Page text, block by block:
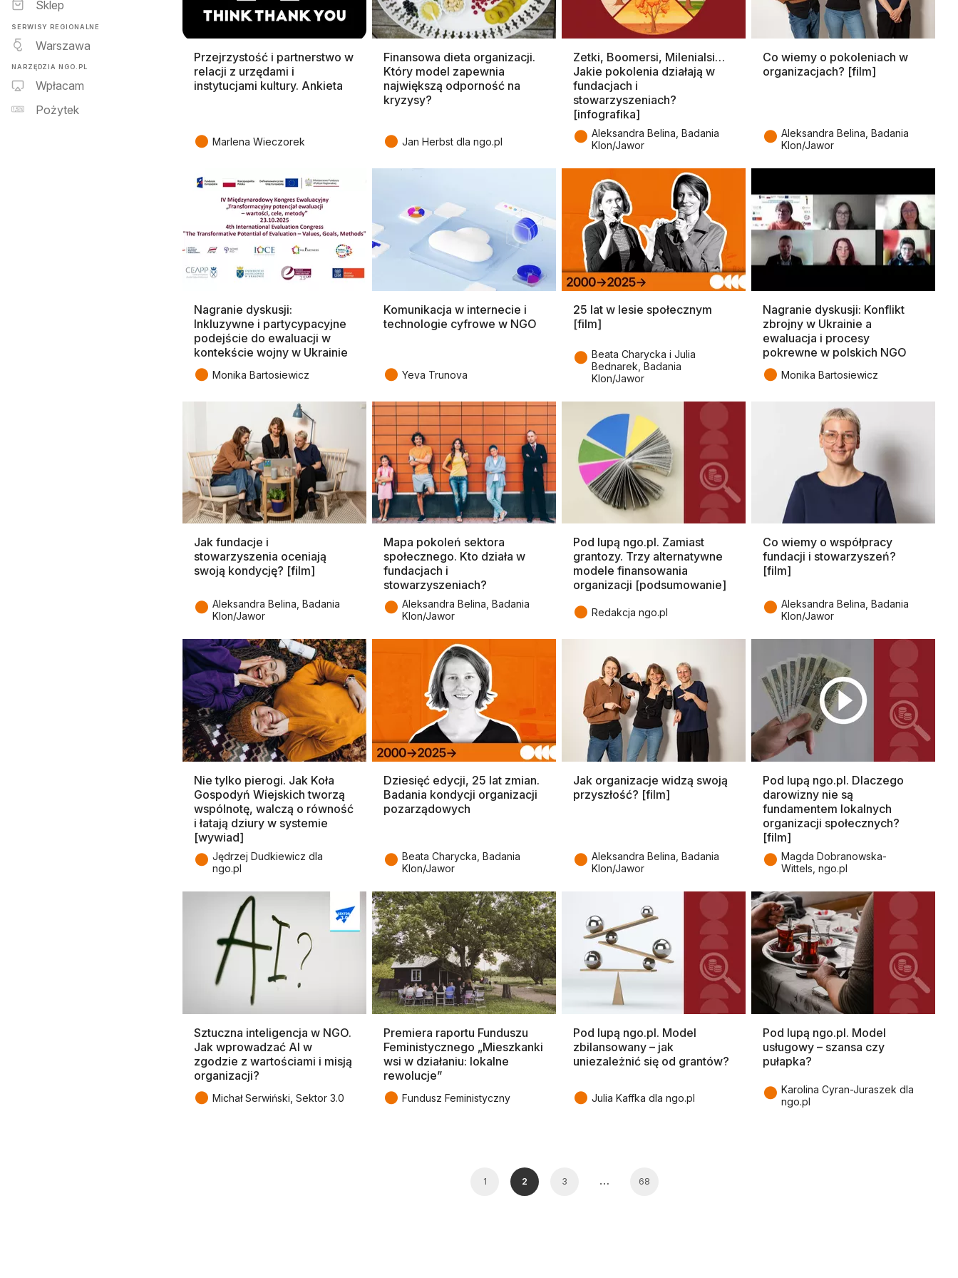
Sklep
SERWISY REGIONALNE
Warszawa
NARZĘDZIA NGO.PL
Wpłacam
Pożytek
Przejrzystość i partnerstwo w
relacji z urzędami i
instytucjami kultury. Ankieta
● Marlena Wieczorek
Finansowa dieta organizacji.
Który model zapewnia
największą odporność na
kryzysy?
● Jan Herbst dla ngo.pl
Zetki, Boomersi, Milenialsi…
Jakie pokolenia działają w
fundacjach i
stowarzyszeniach?
[infografika]
● Aleksandra Belina, Badania
Klon/Jawor
Co wiemy o pokoleniach w
organizacjach? [film]
● Aleksandra Belina, Badania
Klon/Jawor
Nagranie dyskusji:
Inkluzywne i partycypacyjne
podejście do ewaluacji w
kontekście wojny w Ukrainie
● Monika Bartosiewicz
Komunikacja w internecie i
technologie cyfrowe w NGO
● Yeva Trunova
25 lat w lesie społecznym
[film]
● Beata Charycka i Julia
Bednarek, Badania
Klon/Jawor
Nagranie dyskusji: Konflikt
zbrojny w Ukrainie a
ewaluacja i procesy
pokrewne w polskich NGO
● Monika Bartosiewicz
Jak fundacje i
stowarzyszenia oceniają
swoją kondycję? [film]
● Aleksandra Belina, Badania
Klon/Jawor
Mapa pokoleń sektora
społecznego. Kto działa w
fundacjach i
stowarzyszeniach?
● Aleksandra Belina, Badania
Klon/Jawor
Pod lupą ngo.pl. Zamiast
grantozy. Trzy alternatywne
modele finansowania
organizacji [podsumowanie]
● Redakcja ngo.pl
Co wiemy o współpracy
fundacji i stowarzyszeń?
[film]
● Aleksandra Belina, Badania
Klon/Jawor
Nie tylko pierogi. Jak Koła
Gospodyń Wiejskich tworzą
wspólnotę, walczą o równość
i łatają dziury w systemie
[wywiad]
● Jędrzej Dudkiewicz dla
ngo.pl
Dziesięć edycji, 25 lat zmian.
Badania kondycji organizacji
pozarządowych
● Beata Charycka, Badania
Klon/Jawor
Jak organizacje widzą swoją
przyszłość? [film]
● Aleksandra Belina, Badania
Klon/Jawor
Pod lupą ngo.pl. Dlaczego
darowizny nie są
fundamentem lokalnych
organizacji społecznych?
[film]
● Magda Dobranowska-
Wittels, ngo.pl
Sztuczna inteligencja w NGO.
Jak wprowadzać AI w
zgodzie z wartościami i misją
organizacji?
● Michał Serwiński, Sektor 3.0
Premiera raportu Funduszu
Feministycznego „Mieszkanki
wsi w działaniu: lokalne
rewolucje”
● Fundusz Feministyczny
Pod lupą ngo.pl. Model
zbilansowany – jak
uniezależnić się od grantów?
● Julia Kaffka dla ngo.pl
Pod lupą ngo.pl. Model
usługowy – szansa czy
pułapka?
● Karolina Cyran-Juraszek dla
ngo.pl
1 2 3 … 68